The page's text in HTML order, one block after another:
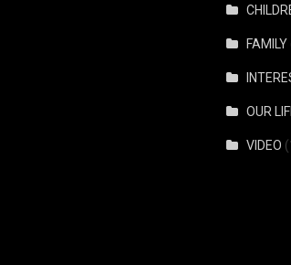
FAMILY
OUR
VIDEO